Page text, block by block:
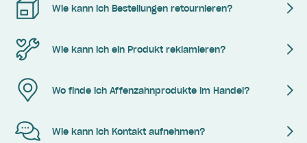
Wie kann ich Bestellungen retournieren?
Wie kann ich ein Produkt reklamieren?
Wo finde ich Affenzahnprodukte im Handel?
Wie kann ich Kontakt aufnehmen?